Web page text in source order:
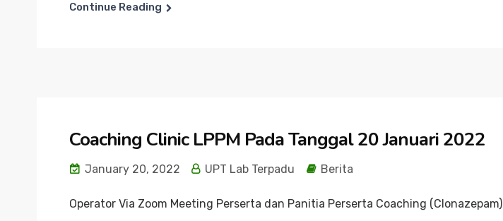
Continue Reading
Coaching Clinic LPPM Pada Tanggal 20 Januari 2022
January 20, 2022 UPT Lab Terpadu Berita
Operator Via Zoom Meeting Perserta dan Panitia Perserta Coaching (Clonazepam)